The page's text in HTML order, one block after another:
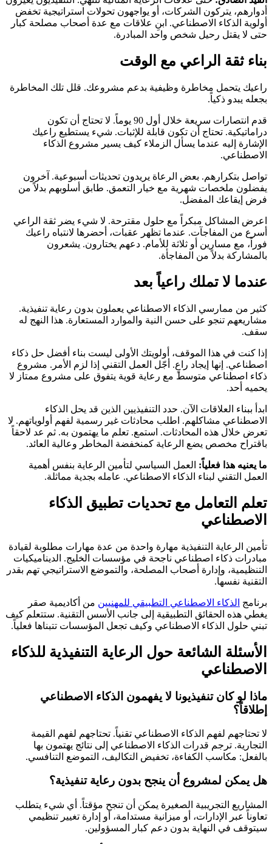
أدوارهم، يتركون الشركات، أو يواجهون تحولات استراتيجية تخفض
أولوية الذكاء الاصطناعي. ابنِ علاقات مع عدة أصحاب مصلحة كبار
حتى لا يقتل رحيل شخص واحد المبادرة.
بناء ثقة الراعي مع الوقت
راعيك يتحمل مخاطرة وظيفية بدعم مشروعك. قلل تلك المخاطرة
بجعله يبدو ذكياً.
قدم انتصارات سريعة خلال أول 90 يوماً. لا تحتاج أن تكون
دراماتيكية. تحتاج أن تكون قابلة للإثبات. شيء يستطيع راعيك
الإشارة إليه عندما يسأل الزملاء كيف يسير مشروع الذكاء
الاصطناعي.
تواصل بتكرارهم. بعض الرعاة يريدون تحديثات أسبوعية. آخرون
يفضلون ملخصات شهرية مع خيار التعمق. طابق أسلوبهم بدلاً من
فرض إيقاعك المفضل.
اعرض المشاكل مبكراً مع حلول مقترحة. لا شيء يضر ثقة الراعي
أسرع من المفاجآت. عندما تظهر عقبات، أحضرها لانتباه راعيك
فوراً، مع مسارين أو ثلاثة للأمام. دعهم يختارون. يشعرون
بالمشاركة بدلاً من المفاجأة.
عندما لا تملك راعياً بعد
كثير من ممارسي الذكاء الاصطناعي يعملون بدون رعاية تنفيذية.
مشاريعهم تنجو على حسن النية والموارد المستعارة. هذا النهج له
سقف.
إذا كنت في هذا الموقف، أولويتك الأولى ليست بناء أفضل حل ذكاء
اصطناعي. إنها إيجاد راعٍ. أجّل العمل التقني إذا لزم الأمر. مشروع
ذكاء اصطناعي متوسط مع رعاية قوية يتفوق على مشروع ممتاز لا
يحميه أحد.
ابدأ ببناء العلاقات الآن. حدد التنفيذيين الذين قد يحل الذكاء
الاصطناعي مشاكلهم. اطلب محادثات غير رسمية لفهم أولوياتهم. لا
تعرض خلال هذه المحادثات. استمع. تعلم ما يهتمون به. ثم عد لاحقاً
باقتراح مخصص يضع الرعاية كمنخفضة المخاطر وعالية العائد.
ما يعنيه هذا فعلياً: العمل السياسي لتأمين الرعاية بنفس أهمية
العمل التقني لبناء الذكاء الاصطناعي. عامله بجدية مماثلة.
تعلم التعامل مع تحديات تطبيق الذكاء
الاصطناعي
تأمين الرعاية التنفيذية مهارة واحدة من عدة مهارات مطلوبة لقيادة
مبادرات ذكاء اصطناعي ناجحة في مؤسسات الخليج. الديناميكيات
التنظيمية، وإدارة أصحاب المصلحة، والتموضع الاستراتيجي تهم بقدر
التقنية نفسها.
برنامج الذكاء الاصطناعي التطبيقي للمهنيين من أكاديمية صقر
يغطي هذه الحقائق التطبيقية إلى جانب الأسس التقنية. ستتعلم كيف
تبني حلول الذكاء الاصطناعي وكيف تجعل المؤسسات تتبناها فعلياً.
الأسئلة الشائعة حول الرعاية التنفيذية للذكاء
الاصطناعي
ماذا لو كان تنفيذيونا لا يفهمون الذكاء الاصطناعي
إطلاقاً؟
لا تحتاجهم لفهم الذكاء الاصطناعي تقنياً. تحتاجهم لفهم القيمة
التجارية. ترجم قدرات الذكاء الاصطناعي إلى نتائج يهتمون بها
بالفعل: مكاسب الكفاءة، تخفيض التكاليف، التموضع التنافسي.
هل يمكن لمشروع أن ينجح بدون رعاية تنفيذية؟
المشاريع التجريبية الصغيرة يمكن أن تنجح مؤقتاً. أي شيء يتطلب
تعاوناً عبر الإدارات، أو ميزانية مستدامة، أو إدارة تغيير تنظيمي
سيتوقف في النهاية بدون دعم كبار المسؤولين.